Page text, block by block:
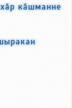
кӑшманне